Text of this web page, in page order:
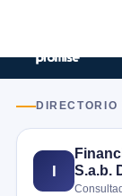
DIRECTORIO
I
S.a.b.